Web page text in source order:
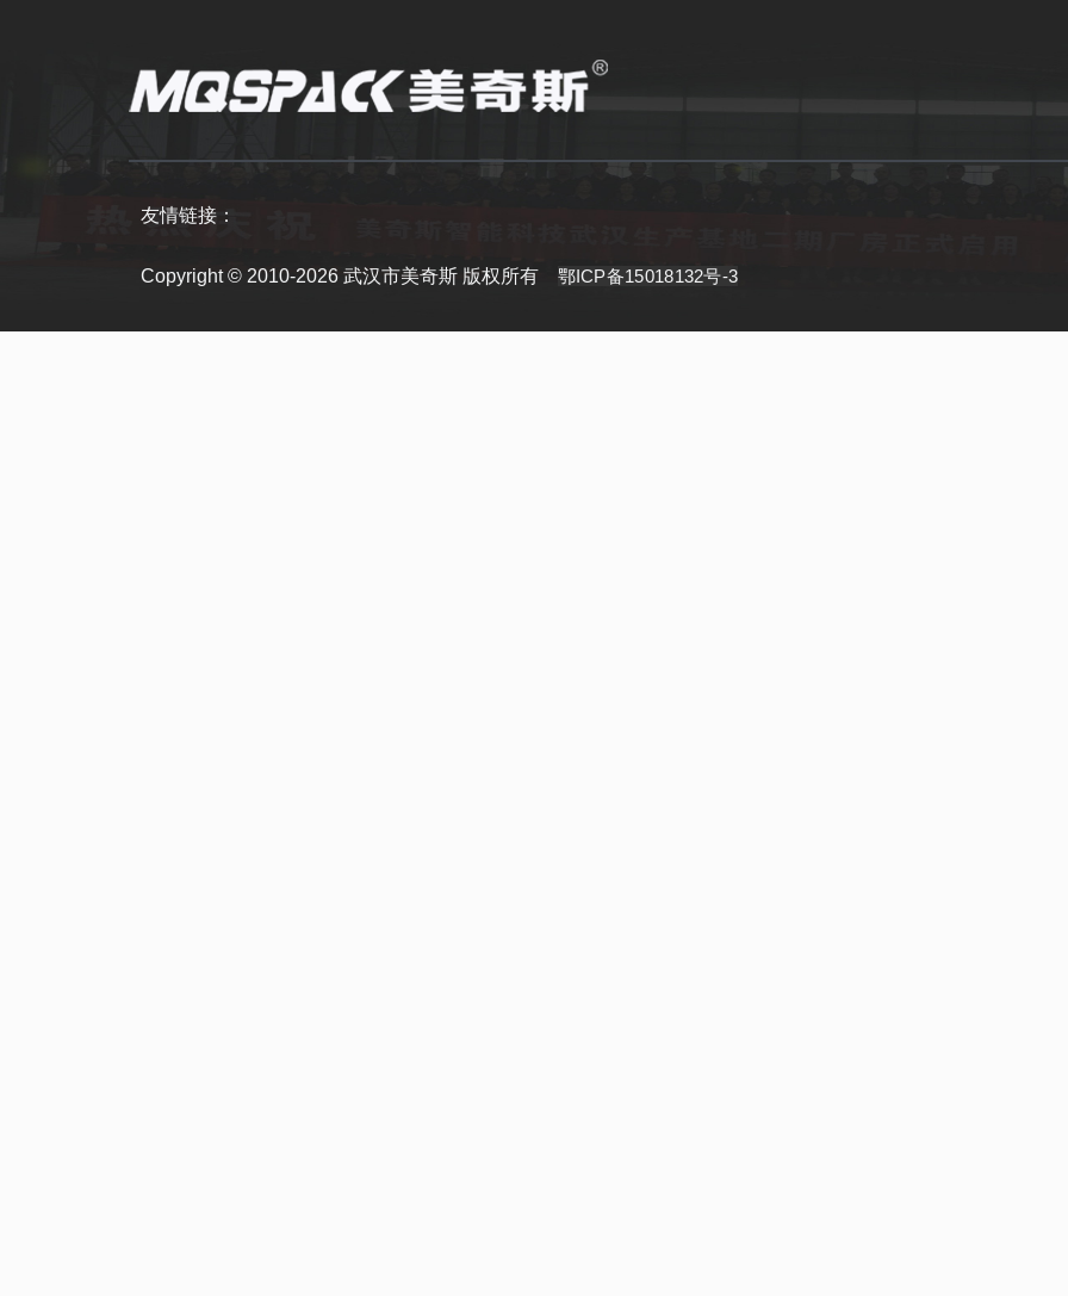
友情链接：
Copyright © 2010-2026 武汉市美奇斯 版权所有 鄂ICP备15018132号-3